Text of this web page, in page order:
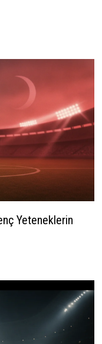
Yeteneklerin